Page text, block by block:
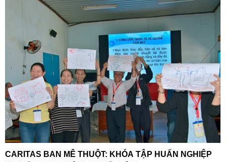
CARITAS BAN MÊ THUỘT: KHÓA TẬP HUẤN NGHIỆP